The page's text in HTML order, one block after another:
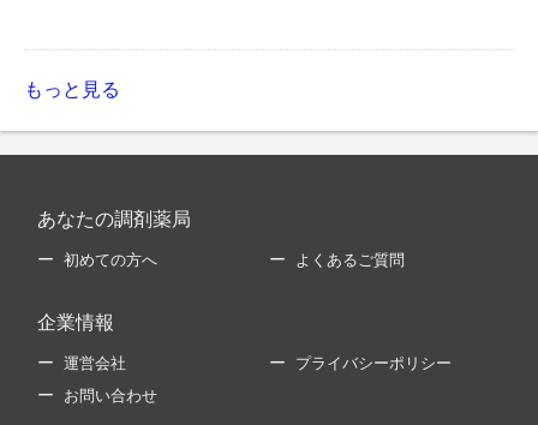
もっと見る
あなたの調剤薬局
初めての方へ よくあるご質問
企業情報
運営会社 プライバシーポリシー
お問い合わせ